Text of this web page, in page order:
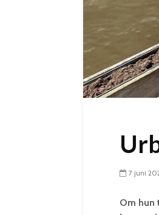
7 juni
Om hun